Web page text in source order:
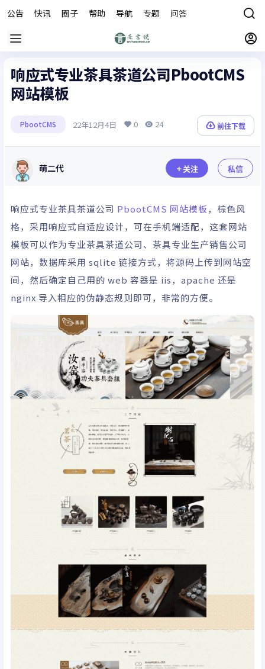
公告 快讯 圈子 帮助 导航 专题 问答
响应式专业茶具茶道公司PbootCMS
网站模板
PbootCMS 22年12月4日 0 24 前往下载
萌二代 关注 私信
响应式专业茶具茶道公司 PbootCMS 网站模板，棕色风
格，采用响应式自适应设计，可在手机端适配，这套网站
模板可以作为专业茶具茶道公司、茶具专业生产销售公司
网站，数据库采用 sqlite 链接方式，将源码上传到网站空
间，然后确定自己用的 web 容器是 iis，apache 还是
nginx 导入相应的伪静态规则即可，非常的方便。